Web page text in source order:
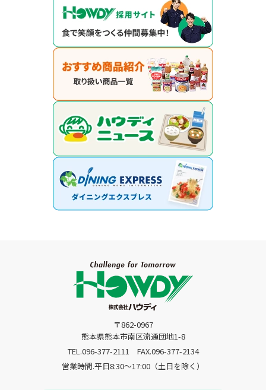
〒862-0967
熊本県熊本市南区流通団地1-8
TEL.096-377-2111
FAX.096-377-2134
営業時間.平日8:30〜17:00（土日を除く）